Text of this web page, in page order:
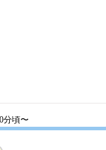
分頃〜